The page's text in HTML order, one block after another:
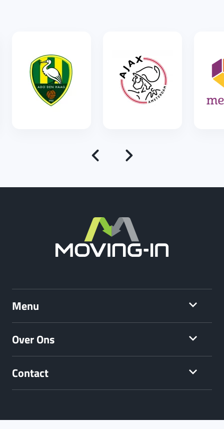
Menu
Over Ons
Contact